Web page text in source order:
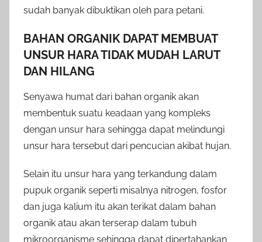
sudah banyak dibuktikan oleh para petani.
BAHAN ORGANIK DAPAT MEMBUAT
UNSUR HARA TIDAK MUDAH LARUT
DAN HILANG
Senyawa humat dari bahan organik akan
membentuk suatu keadaan yang kompleks
dengan unsur hara sehingga dapat melindungi
unsur hara tersebut dari pencucian akibat hujan.
Selain itu unsur hara yang terkandung dalam
pupuk organik seperti misalnya nitrogen, fosfor
dan juga kalium itu akan terikat dalam bahan
organik atau akan terserap dalam tubuh
mikroorganisme sehingga dapat dipertahankan